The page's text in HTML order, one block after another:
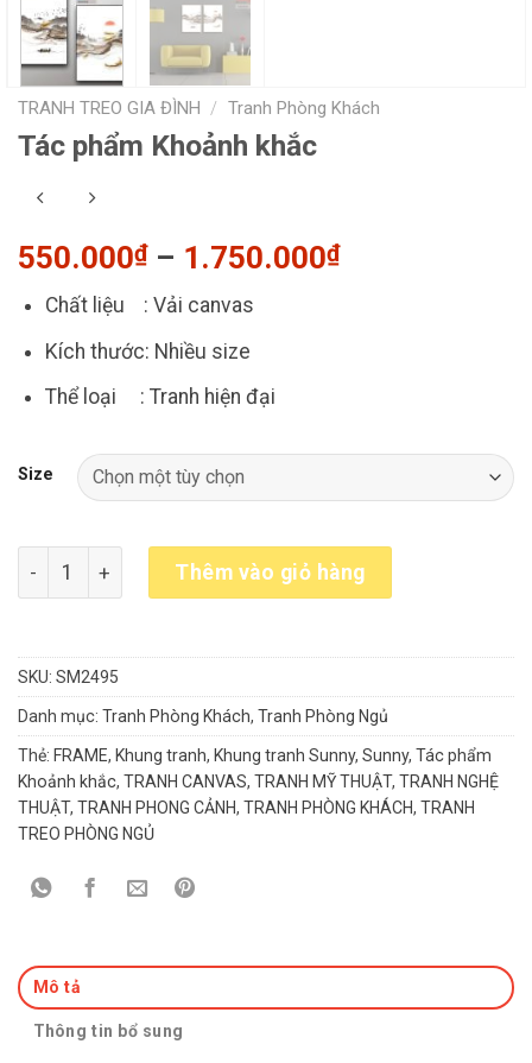
TRANH TREO GIA ĐÌNH / Tranh Phòng Khách
Tác phẩm Khoảnh khắc
550.000₫ – 1.750.000₫Khoảng
Chất liệu : Vải canvas
Kích thước: Nhiều size
Thể loại : Tranh hiện đại
Size
Tác phẩm Khoảnh khắc số lượng
Thêm vào giỏ hàng
SKU: SM2495
Danh mục: Tranh Phòng Khách, Tranh Phòng Ngủ
Thẻ: FRAME, Khung tranh, Khung tranh Sunny, Sunny, Tác phẩm
Khoảnh khắc, TRANH CANVAS, TRANH MỸ THUẬT, TRANH NGHỆ
THUẬT, TRANH PHONG CẢNH, TRANH PHÒNG KHÁCH, TRANH
TREO PHÒNG NGỦ
Mô tả
Thông tin bổ sung